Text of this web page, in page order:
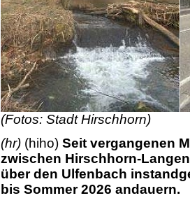
(Fotos: Stadt Hirschhorn)
(hr) (hiho) Seit vergangenen
zwischen Hirschhorn-
über den Ulfenbach
bis Sommer 2026 andauern.